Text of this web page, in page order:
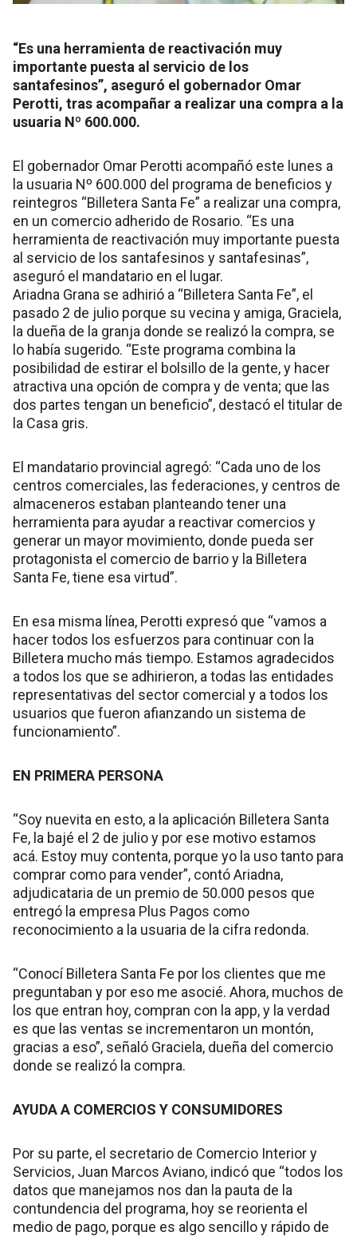
“Es una herramienta de reactivación muy
importante puesta al servicio de los
santafesinos”, aseguró el gobernador Omar
Perotti, tras acompañar a realizar una compra a la
usuaria Nº 600.000.
El gobernador Omar Perotti acompañó este lunes a
la usuaria Nº 600.000 del programa de beneficios y
reintegros “Billetera Santa Fe” a realizar una compra,
en un comercio adherido de Rosario. “Es una
herramienta de reactivación muy importante puesta
al servicio de los santafesinos y santafesinas”,
aseguró el mandatario en el lugar.
Ariadna Grana se adhirió a “Billetera Santa Fe”, el
pasado 2 de julio porque su vecina y amiga, Graciela,
la dueña de la granja donde se realizó la compra, se
lo había sugerido. “Este programa combina la
posibilidad de estirar el bolsillo de la gente, y hacer
atractiva una opción de compra y de venta; que las
dos partes tengan un beneficio”, destacó el titular de
la Casa gris.
El mandatario provincial agregó: “Cada uno de los
centros comerciales, las federaciones, y centros de
almaceneros estaban planteando tener una
herramienta para ayudar a reactivar comercios y
generar un mayor movimiento, donde pueda ser
protagonista el comercio de barrio y la Billetera
Santa Fe, tiene esa virtud”.
En esa misma línea, Perotti expresó que “vamos a
hacer todos los esfuerzos para continuar con la
Billetera mucho más tiempo. Estamos agradecidos
a todos los que se adhirieron, a todas las entidades
representativas del sector comercial y a todos los
usuarios que fueron afianzando un sistema de
funcionamiento”.
EN PRIMERA PERSONA
“Soy nuevita en esto, a la aplicación Billetera Santa
Fe, la bajé el 2 de julio y por ese motivo estamos
acá. Estoy muy contenta, porque yo la uso tanto para
comprar como para vender”, contó Ariadna,
adjudicataria de un premio de 50.000 pesos que
entregó la empresa Plus Pagos como
reconocimiento a la usuaria de la cifra redonda.
“Conocí Billetera Santa Fe por los clientes que me
preguntaban y por eso me asocié. Ahora, muchos de
los que entran hoy, compran con la app, y la verdad
es que las ventas se incrementaron un montón,
gracias a eso”, señaló Graciela, dueña del comercio
donde se realizó la compra.
AYUDA A COMERCIOS Y CONSUMIDORES
Por su parte, el secretario de Comercio Interior y
Servicios, Juan Marcos Aviano, indicó que “todos los
datos que manejamos nos dan la pauta de la
contundencia del programa, hoy se reorienta el
medio de pago, porque es algo sencillo y rápido de